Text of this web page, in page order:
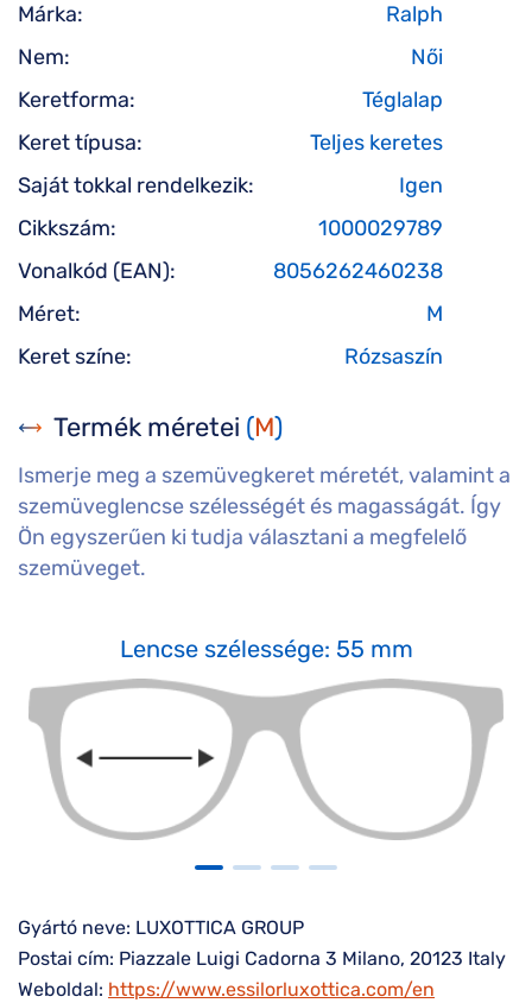
Márka:
Ralph
Nem:
Női
Keretforma:
Téglalap
Keret típusa:
Teljes keretes
Saját tokkal rendelkezik:
Igen
Cikkszám:
1000029789
Vonalkód (EAN):
8056262460238
Méret:
M
Keret színe:
Rózsaszín
Termék méretei (M)
Ismerje meg a szemüvegkeret méretét, valamint a
szemüveglencse szélességét és magasságát. Így
Ön egyszerűen ki tudja választani a megfelelő
szemüveget.
Lencse szélessége: 55 mm
Gyártó neve: LUXOTTICA GROUP
Postai cím: Piazzale Luigi Cadorna 3 Milano, 20123 Italy
Weboldal: https://www.essilorluxottica.com/en